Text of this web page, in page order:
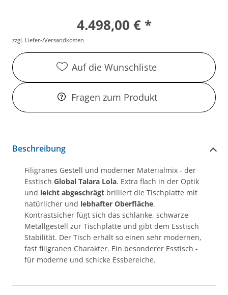
4.498,00 € *
zzgl. Liefer-/Versandkosten
Auf die Wunschliste
Fragen zum Produkt
Beschreibung
Filigranes Gestell und moderner Materialmix - der
Esstisch Global Talara Lola. Extra flach in der Optik
und leicht abgeschrägt brilliert die Tischplatte mit
natürlicher und lebhafter Oberfläche.
Kontrastsicher fügt sich das schlanke, schwarze
Metallgestell zur Tischplatte und gibt dem Esstisch
Stabilität. Der Tisch erhält so einen sehr modernen,
fast filigranen Charakter. Ein besonderer Esstisch -
für moderne und schicke Essbereiche.